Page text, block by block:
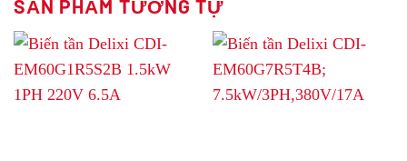
SẢN PHẨM TƯƠNG TỰ